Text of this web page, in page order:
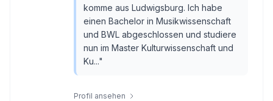
komme aus Ludwigsburg. Ich habe
einen Bachelor in Musikwissenschaft
und BWL abgeschlossen und studiere
nun im Master Kulturwissenschaft und
Ku..."
Profil ansehen